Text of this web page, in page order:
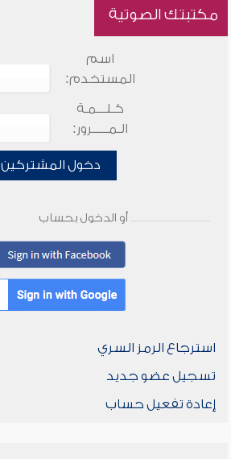
مكتبتك الصوتية
اسم
المستخدم:
كـلـــمـة
الـمـــــرور:
دخول المشتركين
أو الدخول بحساب
استرجاع الرمز السري
تسجيل عضو جديد
إعادة تفعيل حساب